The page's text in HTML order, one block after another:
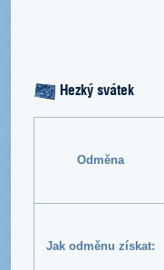
Hezký svátek
Odměna
Jak odměnu získat: